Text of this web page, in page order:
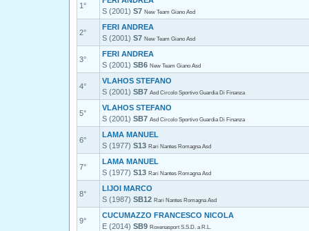
1°
S (2001) S7 New Team Giano Asd
2°
FERI ANDREA
S (2001) S7 New Team Giano Asd
3°
FERI ANDREA
S (2001) SB6 New Team Giano Asd
4°
VLAHOS STEFANO
S (2001) SB7 Asd Circolo Sportivo Guardia Di Finanza
5°
VLAHOS STEFANO
S (2001) SB7 Asd Circolo Sportivo Guardia Di Finanza
6°
LAMA MANUEL
S (1977) S13 Rari Nantes Romagna Asd
7°
LAMA MANUEL
S (1977) S13 Rari Nantes Romagna Asd
8°
LIJOI MARCO
S (1987) SB12 Rari Nantes Romagna Asd
9°
CUCUMAZZO FRANCESCO NICOLA
E (2014) SB9 Roxenasport S.S.D. a R.L.